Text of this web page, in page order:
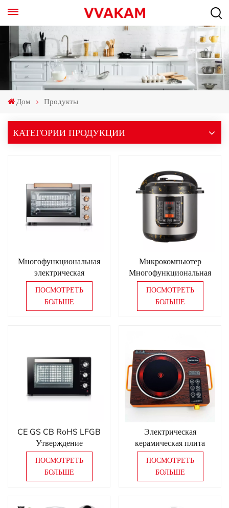
Дом Продукты
КАТЕГОРИИ ПРОДУКЦИИ
Многофункциональная
электрическая
конвекционная печь с
большой емкостью для
домашнего
ПОСМОТРЕТЬ
БОЛЬШЕ
Микрокомпьютер
Многофункциональная
умная электрическая
скороварка из
нержавеющей стали
ПОСМОТРЕТЬ
БОЛЬШЕ
CE GS CB RoHS LFGB
Утверждение
хлебопекарной печи
West Point
Производитель печей для
ПОСМОТРЕТЬ
БОЛЬШЕ
Электрическая
керамическая плита
ПОСМОТРЕТЬ
БОЛЬШЕ